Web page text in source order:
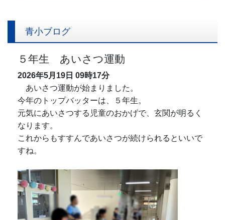
青小ブログ
５年生 あいさつ運動
2026年5月19日 09時17分
あいさつ運動が始まりました。
今年のトップバッターは、５年生。
元気にあいさつする児童のおかげで、玄関が明るく
なります。
これからもすすんであいさつが続けられるといいで
すね。